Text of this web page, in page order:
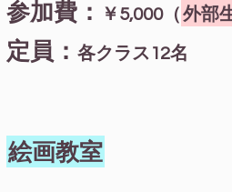
参加費： ￥5,000（外部
定員： 各クラス12名
絵画教室